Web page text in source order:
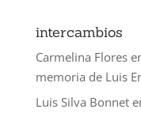
intercambios
Carmelina Flores
memoria de Luis
Luis Silva Bonnet